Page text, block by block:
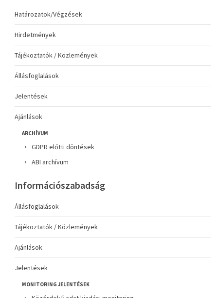
Határozatok/Végzések
Hirdetmények
Tájékoztatók / Közlemények
Állásfoglalások
Jelentések
Ajánlások
ARCHÍVUM
GDPR előtti döntések
ABI archívum
Információszabadság
Állásfoglalások
Tájékoztatók / Közlemények
Ajánlások
Jelentések
MONITORING JELENTÉSEK